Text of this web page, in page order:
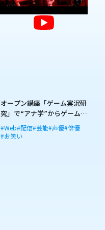
オープン講座「ゲーム実況研
究」で“アナ学”からゲーム実
況配信！
#Web#配信#芸能#声優#俳優
#お笑い